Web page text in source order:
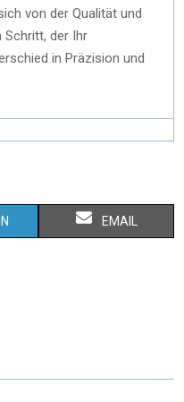
von der Qualität und
Schritt, der Ihr
in Präzision und
S
O
EMAIL